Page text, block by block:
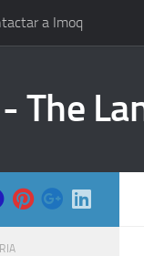
a Imoq
The